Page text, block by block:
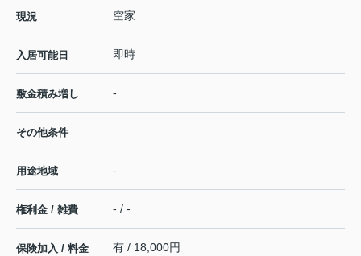
現況 空家
入居可能日 即時
敷金積み増し -
その他条件
用途地域 -
権利金 / 雑費 - / -
保険加入 / 料金 有 / 18,000円